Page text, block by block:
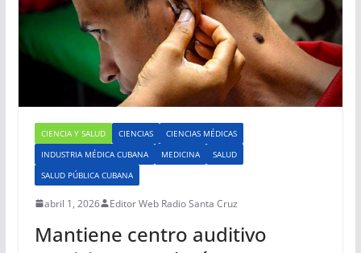
CIENCIA Y SALUD CIENCIAS
CIENCIAS MÉDICAS
INDUSTRIA MÉDICA CUBANA
MEDICINA
SALUD
SALUD PÚBLICA CUBANA
abril 1, 2026 Editor Web Radio Santa Cruz
Mantiene centro auditivo